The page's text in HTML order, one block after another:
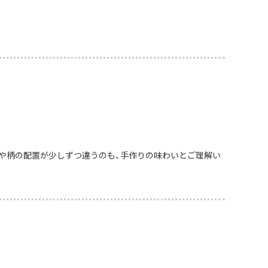
の配置が少しずつ違うのも、手作りの味わいとご理解い